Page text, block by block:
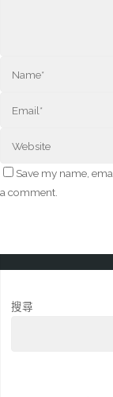
Save my name,
a comment.
搜尋